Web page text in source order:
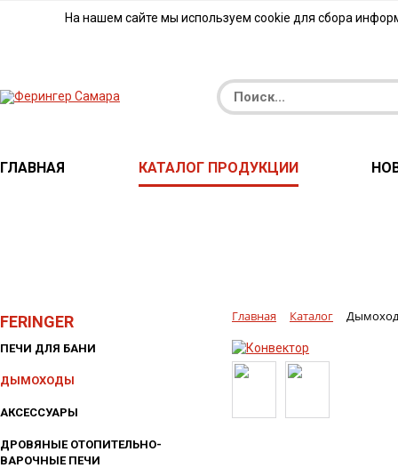
На нашем сайте мы используем cookie для сбора
ГЛАВНАЯ КАТАЛОГ ПРОДУКЦИИ
FERINGER
ПЕЧИ ДЛЯ БАНИ
ДЫМОХОДЫ
АКСЕССУАРЫ
ДРОВЯНЫЕ ОТОПИТЕЛЬНО-
ВАРОЧНЫЕ ПЕЧИ
Главная Каталог